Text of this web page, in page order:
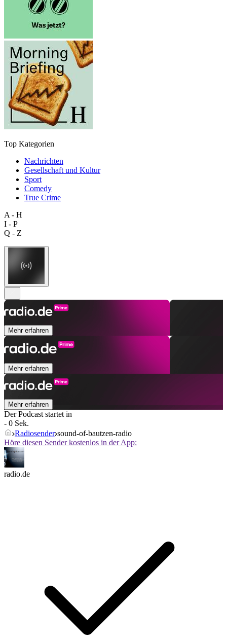
Top Kategorien
Nachrichten
Gesellschaft und Kultur
Sport
Comedy
True Crime
A - H
I - P
Q - Z
Mehr erfahren
Mehr erfahren
Mehr erfahren
Der Podcast startet in
- 0 Sek.
Radiosender sound-of-bautzen-radio
Höre diesen Sender kostenlos in der App:
radio.de